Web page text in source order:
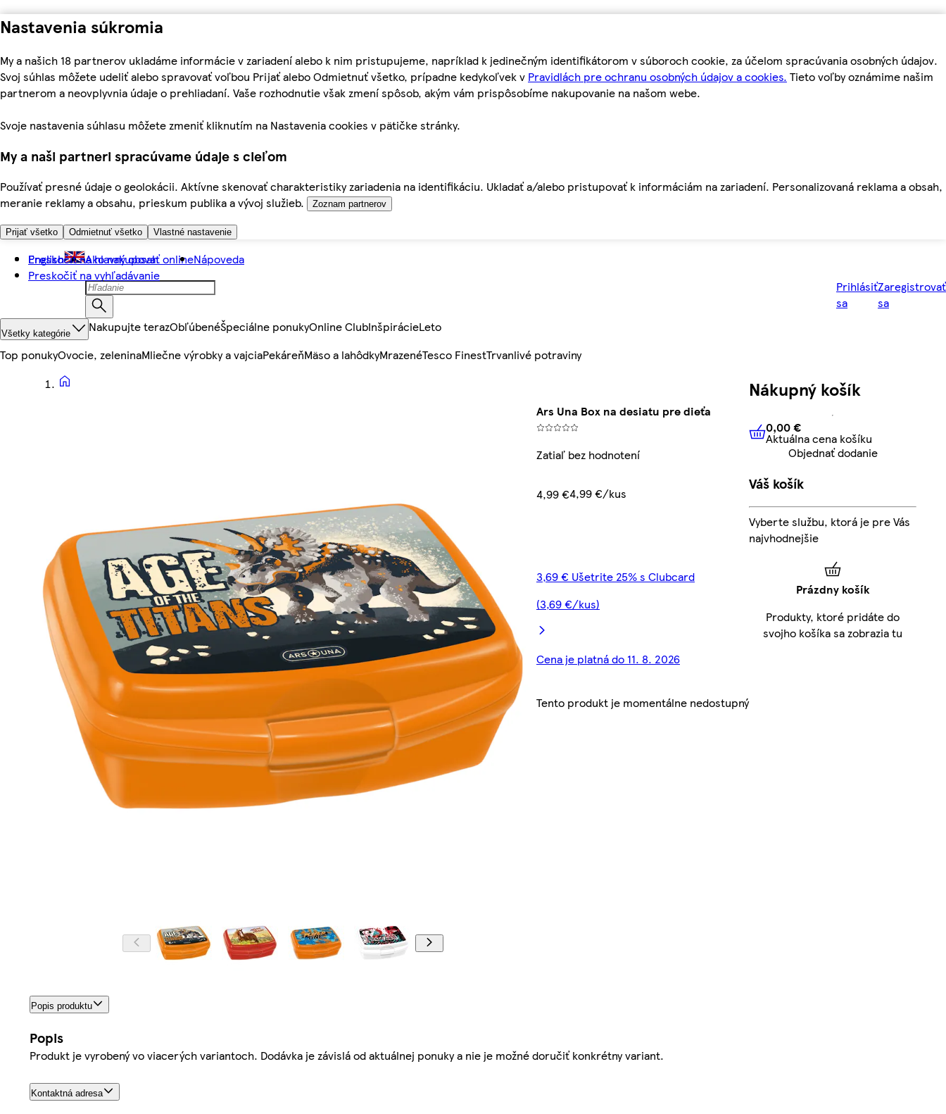
Nastavenia súkromia
My a našich 18 partnerov ukladáme informácie v zariadení alebo k nim pristupujeme, napríklad k jedinečným identifikátorom v súboroch cookie, za účelom spracúvania osobných údajov.
Svoj súhlas môžete udeliť alebo spravovať voľbou Prijať alebo Odmietnuť všetko, prípadne kedykoľvek v Pravidlách pre ochranu osobných údajov a cookies. Tieto voľby oznámime našim
partnerom a neovplyvnia údaje o prehliadaní. Vaše rozhodnutie však zmení spôsob, akým vám prispôsobíme nakupovanie na našom webe.
Svoje nastavenia súhlasu môžete zmeniť kliknutím na Nastavenia cookies v pätičke stránky.
My a naši partneri spracúvame údaje s cieľom
Používať presné údaje o geolokácii. Aktívne skenovať charakteristiky zariadenia na identifikáciu. Ukladať a/alebo pristupovať k informáciám na zariadení. Personalizovaná reklama a obsah,
meranie reklamy a obsahu, prieskum publika a vývoj služieb.
Zoznam partnerov
Prijať všetko Odmietnuť všetko Vlastné nastavenie
Preskočiť na hlavný obsah
Preskočiť na vyhľadávanie
English Ako nakupovať onlineNápoveda
Prihlásiť
sa
Zaregistrovať
sa
Všetky kategórie Nakupujte terazObľúbenéŠpeciálne ponukyOnline ClubInšpirácieLeto
Top ponukyOvocie, zeleninaMliečne výrobky a vajciaPekáreňMäso a lahôdkyMrazenéTesco FinestTrvanlivé potraviny
Ars Una Box na desiatu pre dieťa
Zatiaľ bez hodnotení
4,99 €4,99 €/kus
3,69 € Ušetrite 25% s Clubcard
(3,69 €/kus)
Cena je platná do 11. 8. 2026
Tento produkt je momentálne nedostupný
Popis produktu
Popis
Produkt je vyrobený vo viacerých variantoch. Dodávka je závislá od aktuálnej ponuky a nie je možné doručiť konkrétny variant.
Kontaktná adresa
Nákupný košík
0,00 € Aktuálna cena košíku
0,00 €
Aktuálna cena košíku
Objednať dodanie
Váš košík
Vyberte službu, ktorá je pre Vás
najvhodnejšie
Prázdny košík
Produkty, ktoré pridáte do
svojho košíka sa zobrazia tu